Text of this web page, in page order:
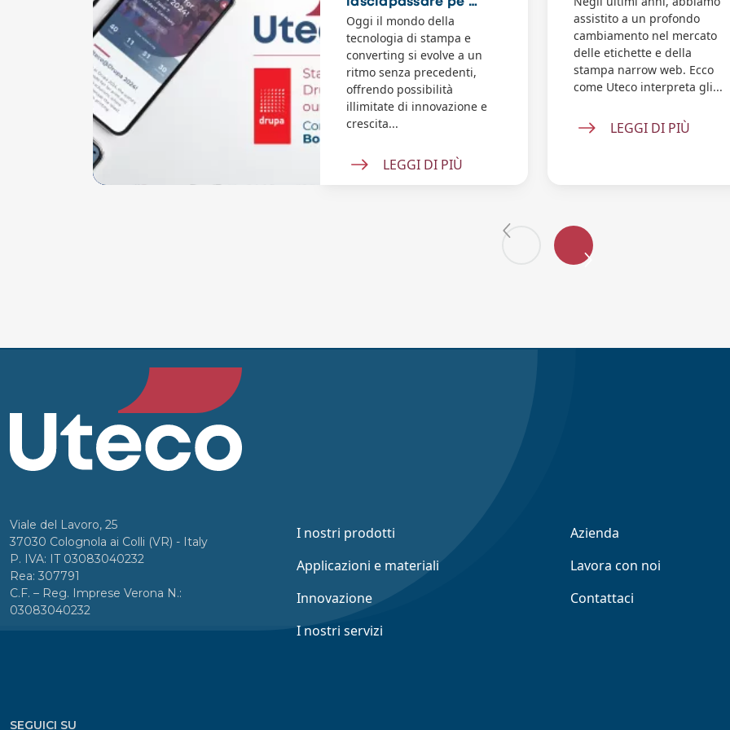
Oggi il mondo della
tecnologia di stampa e
converting si evolve a un
ritmo senza precedenti,
offrendo possibilità
illimitate di innovazione e
crescita...
LEGGI DI PIÙ
assistito a un profondo
cambiamento nel mercato
delle etichette e della
stampa narrow web. Ecco
come Uteco interpreta gli...
LEGGI DI PIÙ
Viale del Lavoro, 25
37030 Colognola ai Colli (VR) - Italy
P. IVA: IT 03083040232
Rea: 307791
C.F. – Reg. Imprese Verona N.:
03083040232
SEGUICI SU
I nostri prodotti
Applicazioni e materiali
Innovazione
I nostri servizi
Azienda
Lavora con noi
Contattaci